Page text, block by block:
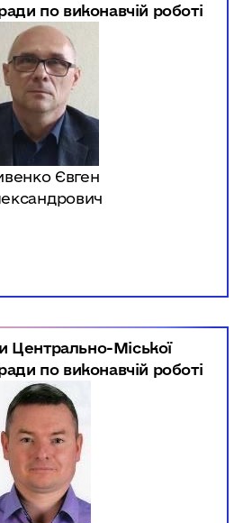
по виконавчій роботі
Євген
Центрально-Міської
по виконавчій роботі